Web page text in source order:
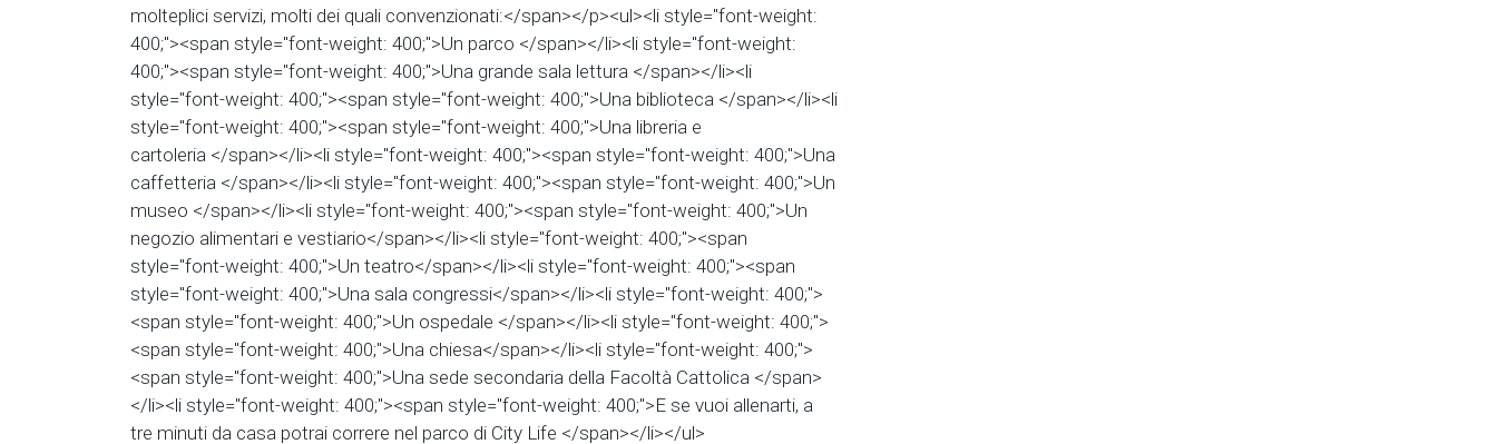
molteplici servizi, molti dei quali convenzionati:</span></p><ul><li style="font-weight:
400;"><span style="font-weight: 400;">Un parco </span></li><li style="font-weight:
400;"><span style="font-weight: 400;">Una grande sala lettura </span></li><li
style="font-weight: 400;"><span style="font-weight: 400;">Una biblioteca </span></li><li
style="font-weight: 400;"><span style="font-weight: 400;">Una libreria e
cartoleria </span></li><li style="font-weight: 400;"><span style="font-weight: 400;">Una
caffetteria </span></li><li style="font-weight: 400;"><span style="font-weight: 400;">Un
museo </span></li><li style="font-weight: 400;"><span style="font-weight: 400;">Un
negozio alimentari e vestiario</span></li><li style="font-weight: 400;"><span
style="font-weight: 400;">Un teatro</span></li><li style="font-weight: 400;"><span
style="font-weight: 400;">Una sala congressi</span></li><li style="font-weight: 400;">
<span style="font-weight: 400;">Un ospedale </span></li><li style="font-weight: 400;">
<span style="font-weight: 400;">Una chiesa</span></li><li style="font-weight: 400;">
<span style="font-weight: 400;">Una sede secondaria della Facoltà Cattolica </span>
</li><li style="font-weight: 400;"><span style="font-weight: 400;">E se vuoi allenarti, a
tre minuti da casa potrai correre nel parco di City Life </span></li></ul>